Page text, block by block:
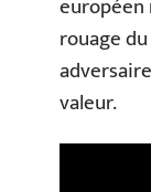
européen
rouage
valeur.